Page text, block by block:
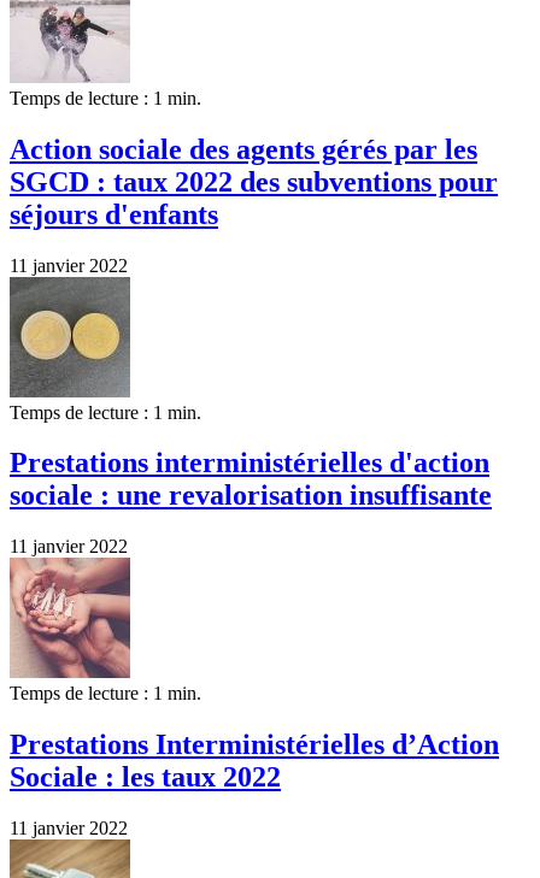
Temps de lecture : 1 min.
Action sociale des agents gérés par les
SGCD : taux 2022 des subventions pour
séjours d'enfants
11 janvier 2022
Temps de lecture : 1 min.
Prestations interministérielles d'action
sociale : une revalorisation insuffisante
11 janvier 2022
Temps de lecture : 1 min.
Prestations Interministérielles d’Action
Sociale : les taux 2022
11 janvier 2022